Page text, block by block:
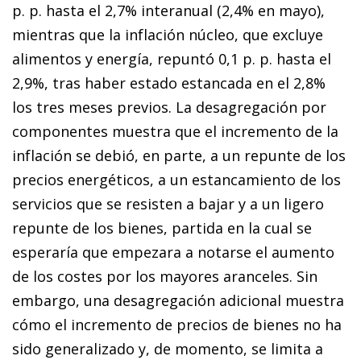
p. p. hasta el 2,7% interanual (2,4% en mayo),
mientras que la inflación núcleo, que excluye
alimentos y energía, repuntó 0,1 p. p. hasta el
2,9%, tras haber estado estancada en el 2,8%
los tres meses previos. La desagregación por
componentes muestra que el incremento de la
inflación se debió, en parte, a un repunte de los
precios energéticos, a un estancamiento de los
servicios que se resisten a bajar y a un ligero
repunte de los bienes, partida en la cual se
esperaría que empezara a notarse el aumento
de los costes por los mayores aranceles. Sin
embargo, una desagregación adicional muestra
cómo el incremento de precios de bienes no ha
sido generalizado y, de momento, se limita a